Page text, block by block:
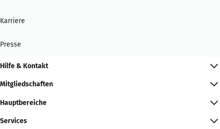
Karriere
Presse
Hilfe & Kontakt
Mitgliedschaften
Hauptbereiche
Services